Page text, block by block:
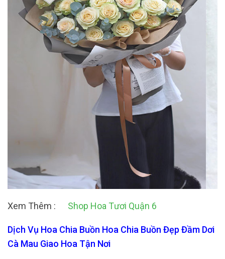
Xem Thêm : Shop Hoa Tươi Quận 6
Dịch Vụ Hoa Chia Buồn Hoa Chia Buồn Đẹp Đầm Dơi
Cà Mau Giao Hoa Tận Nơi